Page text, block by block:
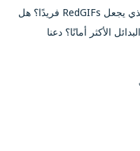
على "تشغيل"، من الذكاء أن تعرف: ما الذي يجعل RedGIFs فريدًا؟ هل
الأكثر أمانًا؟ دعنا